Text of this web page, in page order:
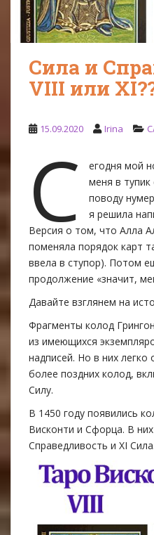
Сила и
VIII или
15.09.2020 Irina
С
егодня мой
меня в
поводу
я решила
Версия о том, что Алла
поменяла порядок карт
ввела в ступор). Потом
продолжение «значит,
Давайте взглянем на
Фрагменты колод
из имеющихся
надписей. Но в них легко
более поздних колод,
Силу.
В 1450 году появились
Висконти и Сфорца. В
Справедливость и XI Сила.